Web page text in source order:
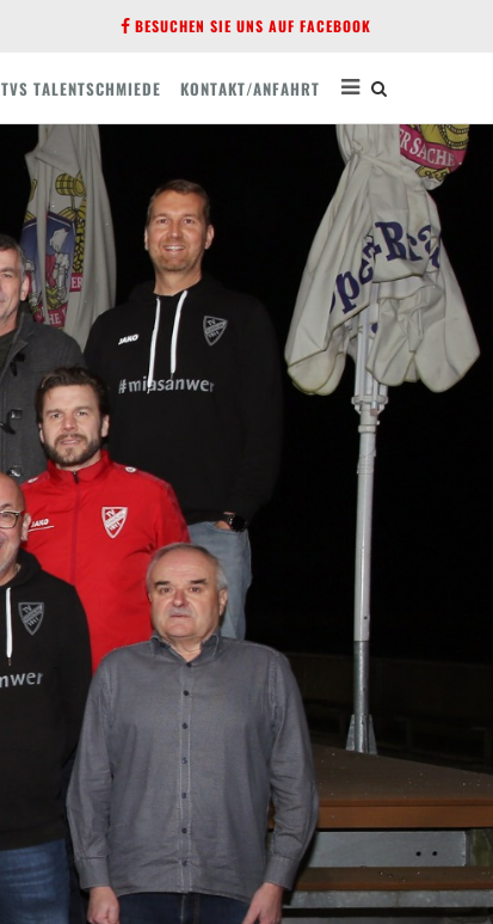
BESUCHEN SIE UNS AUF FACEBOOK
TVS TALENTSCHMIEDE KONTAKT/ANFAHRT